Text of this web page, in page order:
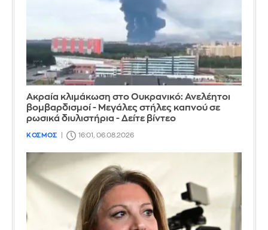
Ακραία κλιμάκωση στο Ουκρανικό: Ανελέητοι
βομβαρδισμοί - Μεγάλες στήλες καπνού σε
ρωσικά διυλιστήρια - Δείτε βίντεο
ΚΟΣΜΟΣ 16:01, 06.08.2026